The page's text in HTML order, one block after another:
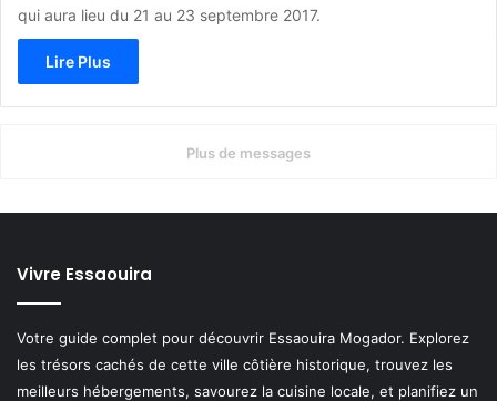
qui aura lieu du 21 au 23 septembre 2017.
Lire Plus
Plus de messages
Vivre Essaouira
Votre guide complet pour découvrir Essaouira Mogador. Explorez
les trésors cachés de cette ville côtière historique, trouvez les
meilleurs hébergements, savourez la cuisine locale, et planifiez un